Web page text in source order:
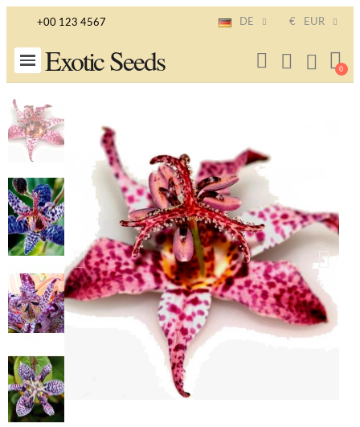
+00 123 4567 DE € EUR
Exotic Seeds